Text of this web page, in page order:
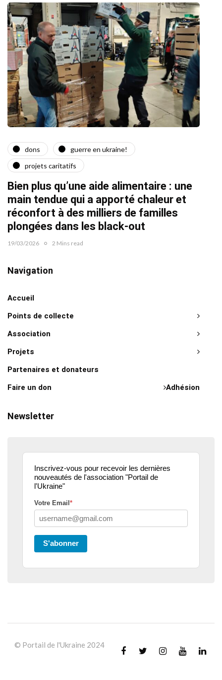
dons
guerre en ukraine!
projets caritatifs
Bien plus qu’une aide alimentaire : une
main tendue qui a apporté chaleur et
réconfort à des milliers de familles
plongées dans les black-out
19/03/2026 2 Mins read
Navigation
Accueil
Points de collecte
Association
Projets
Partenaires et donateurs
Adhésion
Faire un don
Newsletter
Inscrivez-vous pour recevoir les dernières
nouveautés de l'association "Portail de
l'Ukraine"
Votre Email *
S'abonner
© Portail de l'Ukraine 2024